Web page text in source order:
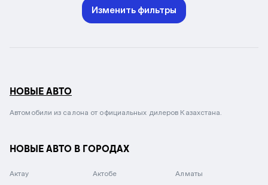
Изменить фильтры
НОВЫЕ АВТО
Автомобили из салона от официальных дилеров Казахстана.
НОВЫЕ АВТО В ГОРОДАХ
Актау Актобе Алматы